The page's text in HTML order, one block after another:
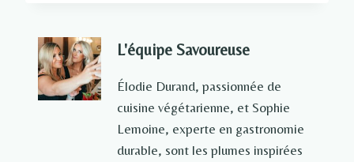
L'équipe Savoureuse
Élodie Durand, passionnée de
cuisine végétarienne, et Sophie
Lemoine, experte en gastronomie
durable, sont les plumes inspirées